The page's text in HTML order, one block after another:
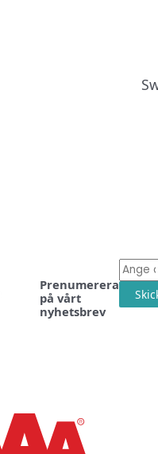
Prenumerera
på vårt
nyhetsbrev
E-
post